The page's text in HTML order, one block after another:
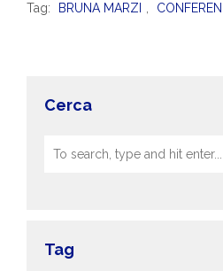
Tag:
BRUNA MARZI
Cerca
Tag